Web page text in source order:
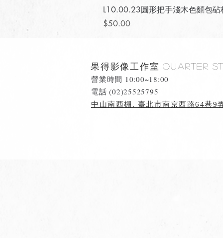
L10.00.23圓形把手淺木色麵包砧
價格
$50.00
果得影像工作室Quarter
營業時間 10:00~18:00
​電話 (02)25525795
中山南西棚. 臺北市南京西路64巷9